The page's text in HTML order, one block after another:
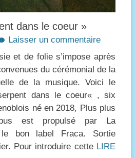
dans le coeur »
Laisser un commentaire
et de folie s’impose après
du cérémonial de la
de la musique. Voici le
dans le coeur« , six
né en 2018, Plus plus
est propulsé par La
le bon label Fraca. Sortie
Pour introduire cette LIRE